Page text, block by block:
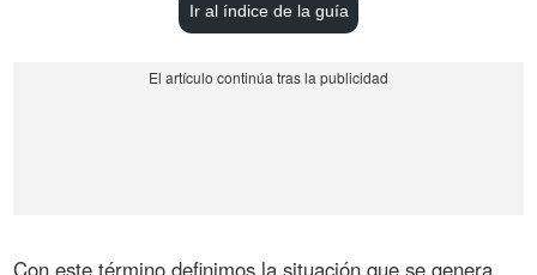
Ir al índice de la guía
Con este término definimos la situación que se genera